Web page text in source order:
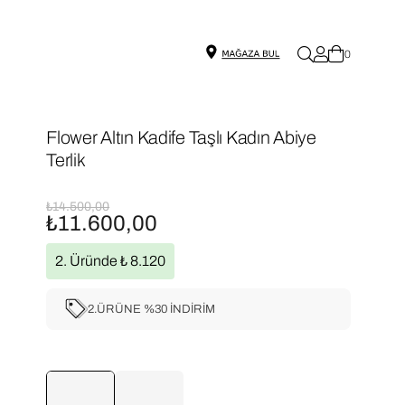
0
Flower Altın Kadife Taşlı Kadın Abiye
Terlik
₺14.500,00
₺11.600,00
2.ÜRÜNE %30 İNDİRİM
2. Üründe ₺ 8.120